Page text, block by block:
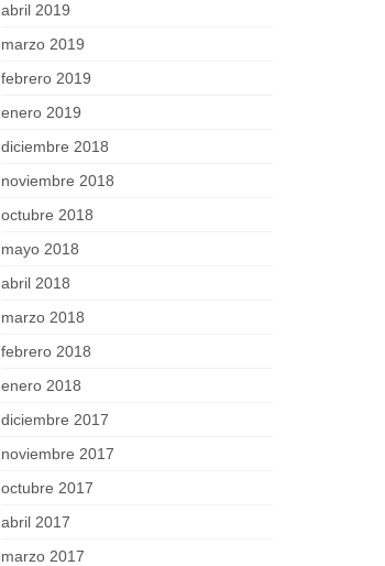
abril 2019
marzo 2019
febrero 2019
enero 2019
diciembre 2018
noviembre 2018
octubre 2018
mayo 2018
abril 2018
marzo 2018
febrero 2018
enero 2018
diciembre 2017
noviembre 2017
octubre 2017
abril 2017
marzo 2017